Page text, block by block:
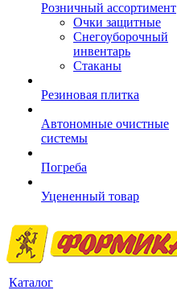
Розничный ассортимент
Очки защитные
Снегоуборочный
инвентарь
Стаканы
Резиновая плитка
Автономные очистные
системы
Погреба
Уцененный товар
Каталог